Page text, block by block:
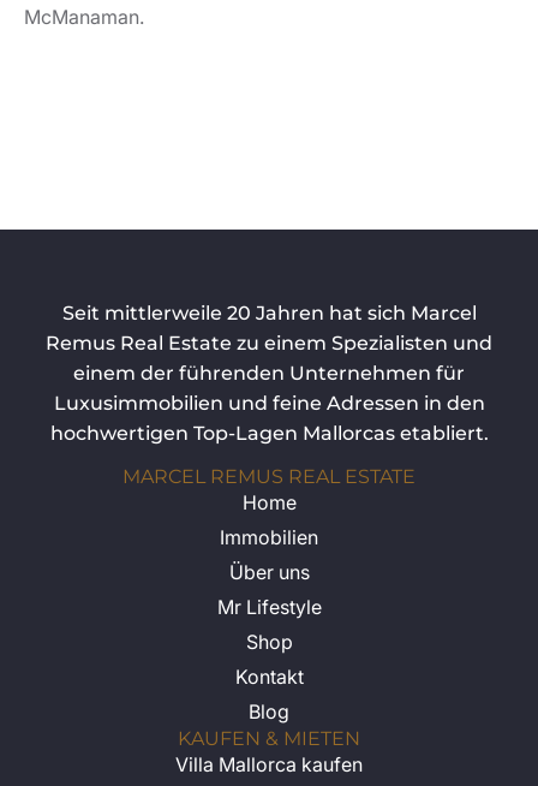
McManaman.
Seit mittlerweile 20 Jahren hat sich Marcel
Remus Real Estate zu einem Spezialisten und
einem der führenden Unternehmen für
Luxusimmobilien und feine Adressen in den
hochwertigen Top-Lagen Mallorcas etabliert.
MARCEL REMUS REAL ESTATE
Home
Immobilien
Über uns
Mr Lifestyle
Shop
Kontakt
Blog
KAUFEN & MIETEN
Villa Mallorca kaufen